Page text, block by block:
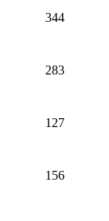
344
283
127
156